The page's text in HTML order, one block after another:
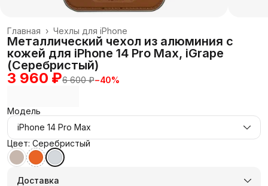
Чехлы для iPhone
Главная ›
Металлический чехол из алюминия с
кожей для iPhone 14 Pro Max, iGrape
(Серебристый)
3 960 ₽6 600 ₽−40%
Модель
iPhone 14 Pro Max
Цвет: Серебристый
Доставка